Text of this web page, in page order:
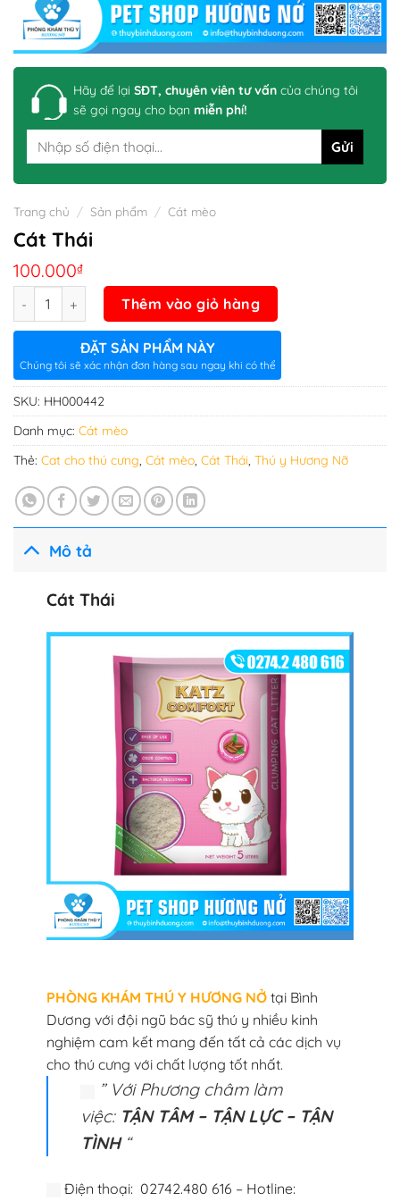
Hãy để lại SĐT, chuyên viên tư vấn của chúng tôi
sẽ gọi ngay cho bạn miễn phí!
Trang chủ / Sản phẩm / Cát mèo
Cát Thái
100.000₫
Thêm vào giỏ hàng
ĐẶT SẢN PHẨM NÀY
Chúng tôi sẽ xác nhận đơn hàng sau ngay khi có thể
SKU: HH000442
Danh mục: Cát mèo
Thẻ: Cat cho thú cưng, Cát mèo, Cát Thái, Thú y Hương Nỡ
Mô tả
Cát Thái
PHÒNG KHÁM THÚ Y HƯƠNG NỞtại Bình
Dương với đội ngũ bác sỹ thú y nhiều kinh
nghiệm cam kết mang đến tất cả các dịch vụ
cho thú cưng với chất lượng tốt nhất.
” Với Phương châm làm
việc: TẬN TÂM – TẬN LỰC – TẬN
TÌNH“
Điện thoại: 02742.480 616 – Hotline: